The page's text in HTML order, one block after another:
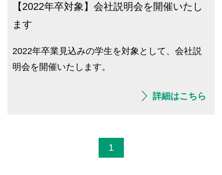
【2022年卒対象】会社説明会を開催いたし
ます
2022年卒業見込みの学生を対象として、会社説
明会を開催いたします。
詳細はこちら
1